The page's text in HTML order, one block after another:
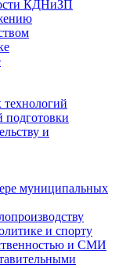
КДНиЗП
подготовки
и
муниципальных
и спорту
и СМИ